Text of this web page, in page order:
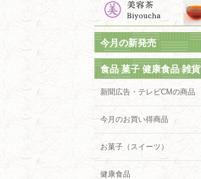
今月の新発売
食品 菓子 健康食品 雑貨
新聞広告・テレビCMの商品
今月のお買い得商品
お菓子（スイーツ）
健康食品